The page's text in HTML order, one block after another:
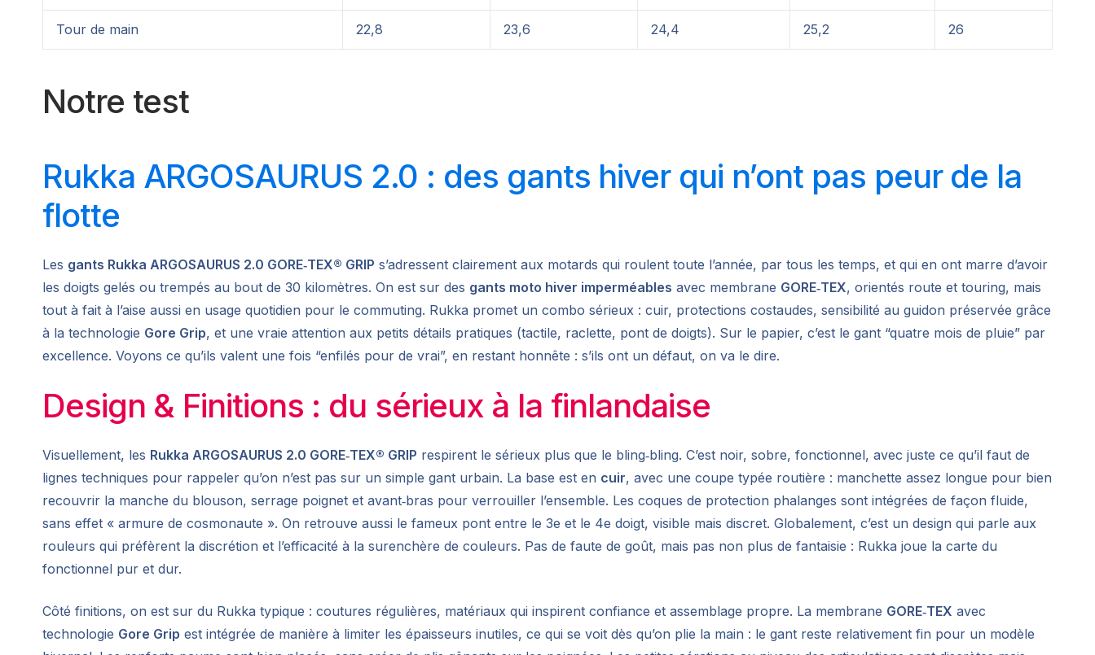
Tour de main 22,8 23,6 24,4 25,2 26
Notre test
Rukka ARGOSAURUS 2.0 : des gants hiver qui n’ont pas peur de la
flotte
Les gants Rukka ARGOSAURUS 2.0 GORE‑TEX® GRIP s’adressent clairement aux motards qui roulent toute l’année, par tous les temps, et qui en ont marre d’avoir
les doigts gelés ou trempés au bout de 30 kilomètres. On est sur des gants moto hiver imperméables avec membrane GORE‑TEX, orientés route et touring, mais
tout à fait à l’aise aussi en usage quotidien pour le commuting. Rukka promet un combo sérieux : cuir, protections costaudes, sensibilité au guidon préservée grâce
à la technologie Gore Grip, et une vraie attention aux petits détails pratiques (tactile, raclette, pont de doigts). Sur le papier, c’est le gant “quatre mois de pluie” par
excellence. Voyons ce qu’ils valent une fois “enfilés pour de vrai”, en restant honnête : s’ils ont un défaut, on va le dire.
Design & Finitions : du sérieux à la finlandaise
Visuellement, les Rukka ARGOSAURUS 2.0 GORE‑TEX® GRIP respirent le sérieux plus que le bling‑bling. C’est noir, sobre, fonctionnel, avec juste ce qu’il faut de
lignes techniques pour rappeler qu’on n’est pas sur un simple gant urbain. La base est en cuir, avec une coupe typée routière : manchette assez longue pour bien
recouvrir la manche du blouson, serrage poignet et avant‑bras pour verrouiller l’ensemble. Les coques de protection phalanges sont intégrées de façon fluide,
sans effet « armure de cosmonaute ». On retrouve aussi le fameux pont entre le 3e et le 4e doigt, visible mais discret. Globalement, c’est un design qui parle aux
rouleurs qui préfèrent la discrétion et l’efficacité à la surenchère de couleurs. Pas de faute de goût, mais pas non plus de fantaisie : Rukka joue la carte du
fonctionnel pur et dur.
Côté finitions, on est sur du Rukka typique : coutures régulières, matériaux qui inspirent confiance et assemblage propre. La membrane GORE‑TEX avec
technologie Gore Grip est intégrée de manière à limiter les épaisseurs inutiles, ce qui se voit dès qu’on plie la main : le gant reste relativement fin pour un modèle